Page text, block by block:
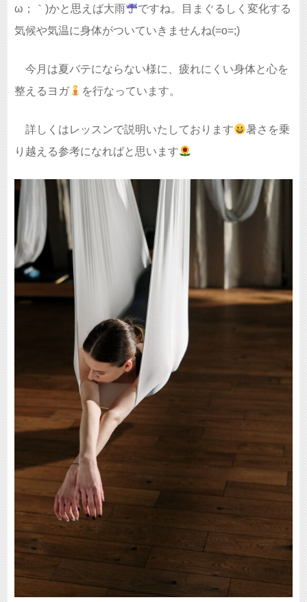
ω；｀)かと思えば大雨
ですね。目まぐるしく変化する
気候や気温に身体がついていきませんね(=o=;)
今月は夏バテにならない様に、疲れにくい身体と心を
整えるヨガ
を行なっています。
詳しくはレッスンで説明いたしております
暑さを乗
り越える参考になればと思います